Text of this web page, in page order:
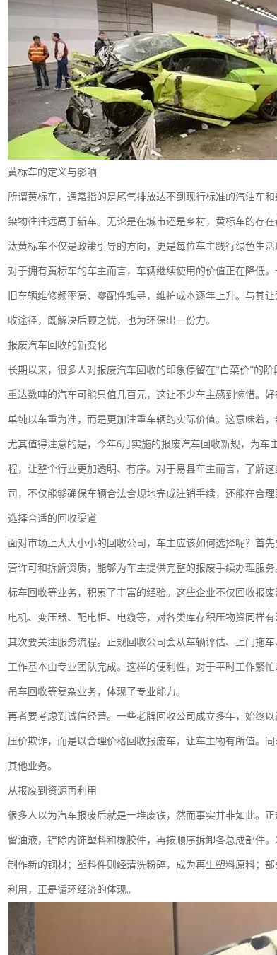
黄标车的定义与影响
所谓黄标车，通常指的是尾气排放达不到现行标准的汽油车
染物往往远高于新车。无论是在城市还是乡村，黄标车的存
汰黄标车不仅是政策引导的方向，更是每位车主践行绿色生活
对于拥有黄标车的车主而言，车辆继续使用的价值正在降低
旧车辆维修频率高、零配件难寻，维护成本逐年上升。与其
收途径，既解决后顾之忧，也为环保出一份力。
报废汽车回收的新变化
长期以来，很多人对报废汽车回收的印象停留在“白菜价”的
重达数吨的汽车可能只值几百元，这让不少车主感到惋惜。
单纯以车重为准，而是更加注重车辆的实际价值。这意味着
尤其值得注意的是，今年6月实施的报废汽车回收新规，为
程，让整个行业更加透明、有序。对于易县车主而言，了解
司，不仅能够确保车辆合法合规地完成注销手续，还能在合理
选择合适的回收渠道
面对市场上大大小小的回收公司，车主应该如何选择呢？首
营许可和拆解资质，能够为车主提供完整的报废手续办理服
标车回收等业务，积累了丰富的经验。这些企业不仅回收报
电机、变压器、配电柜、电缆等，对各类库存积压物资同样有
其次要关注服务流程。正规回收公司会从车辆评估、上门拖
工作基本由专业团队完成。这样的便利性，对于平时工作繁
吊车回收等复杂业务，体现了专业能力。
再者要考虑到诚信经营。一些老牌回收公司成立多年，始终
压价欺诈，而是以合理价格回收报废车，让车主物有所值。
其他业务。
从报废到资源再利用
很多人以为汽车报废后就是一堆废铁，然而事实并非如此。
留油液，铲除内饰塑料和橡胶件，再按顺序拆卸各总成部件
制作新的钢材；塑料件则经清洗粉碎，成为再生塑料原料；
利用，正是循环经济的体现。